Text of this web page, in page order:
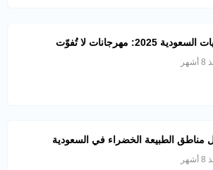
2025: مهرجانات لا تُفوّت
مناطق الطبيعة الخضراء في السعودية